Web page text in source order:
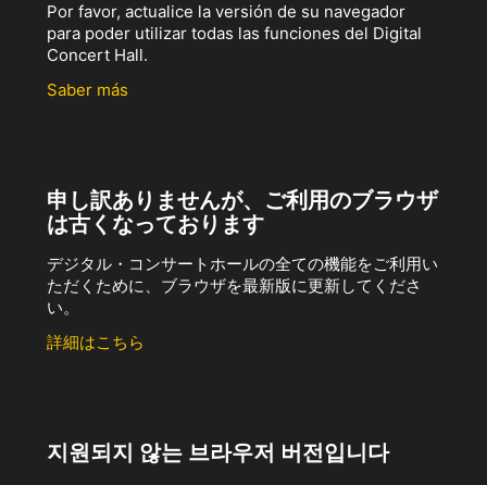
Por favor, actualice la versión de su navegador
para poder utilizar todas las funciones del Digital
Concert Hall.
Saber más
申し訳ありませんが、ご利用のブラウザ
は古くなっております
デジタル・コンサートホールの全ての機能をご利用い
ただくために、ブラウザを最新版に更新してくださ
い。
詳細はこちら
지원되지 않는 브라우저 버전입니다